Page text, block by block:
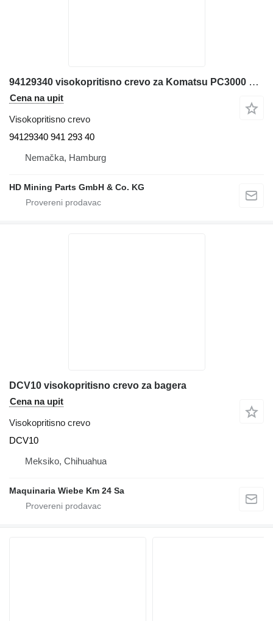
94129340 visokopritisno crevo za Komatsu PC3000 bagera
Cena na upit
Visokopritisno crevo
94129340 941 293 40
Nemačka, Hamburg
HD Mining Parts GmbH & Co. KG
DCV10 visokopritisno crevo za bagera
Cena na upit
Visokopritisno crevo
DCV10
Meksiko, Chihuahua
Maquinaria Wiebe Km 24 Sa